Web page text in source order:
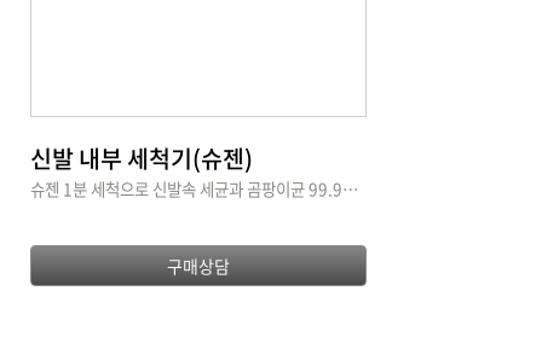
신발 내부 세척기(슈젠)
슈젠 1분 세척으로 신발속 세균과 곰팡이균 99.9% 살균
구매상담